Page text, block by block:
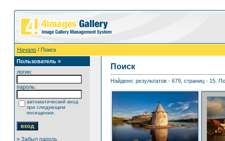
Начало / Поиск
Пользователь »
логин:
пароль:
автоматический вход
при следующем
посещении.
» Забыл пароль
Поиск
Найдено: результатов - 679, страниц - 15.